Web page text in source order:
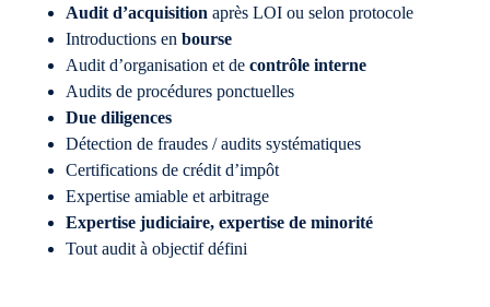
Audit d’acquisition après LOI ou selon protocole
Introductions en bourse
Audit d’organisation et de contrôle interne
Audits de procédures ponctuelles
Due diligences
Détection de fraudes / audits systématiques
Certifications de crédit d’impôt
Expertise amiable et arbitrage
Expertise judiciaire, expertise de minorité
Tout audit à objectif défini